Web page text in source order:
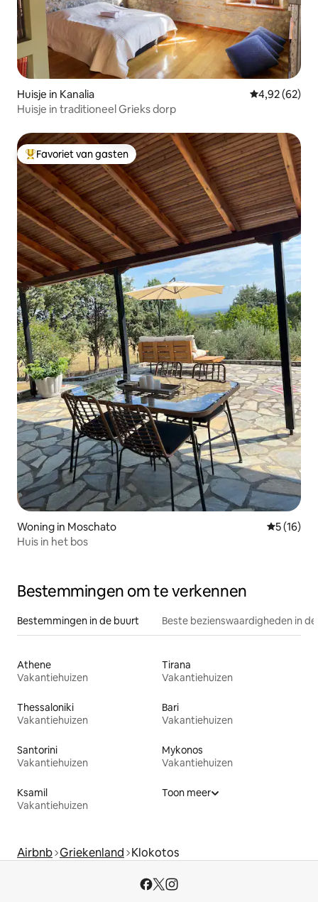
Huisje in Kanalia Gemiddelde
4,92 (62)
Huisje in traditioneel Grieks dorp
Topfavoriet van gasten
Favoriet van gasten
Woning in Moschato
5 (16)
Huis in het bos
Bestemmingen om te verkennen
Bestemmingen in de buurt Beste bezienswaardigheden in
Athene
Vakantiehuizen
Tirana
Vakantiehuizen
Thessaloniki
Vakantiehuizen
Bari
Vakantiehuizen
Santorini
Vakantiehuizen
Mykonos
Vakantiehuizen
Ksamil
Vakantiehuizen
Toon meer
Airbnb Griekenland Klokotos